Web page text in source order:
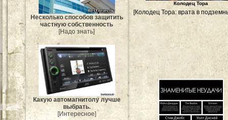
Несколько способов защитить
частную собственность
[Надо знать]
Какую автомагнитолу лучше
выбрать.
[Интересное]
Колодец Тора
[Колодец Тора: врата в